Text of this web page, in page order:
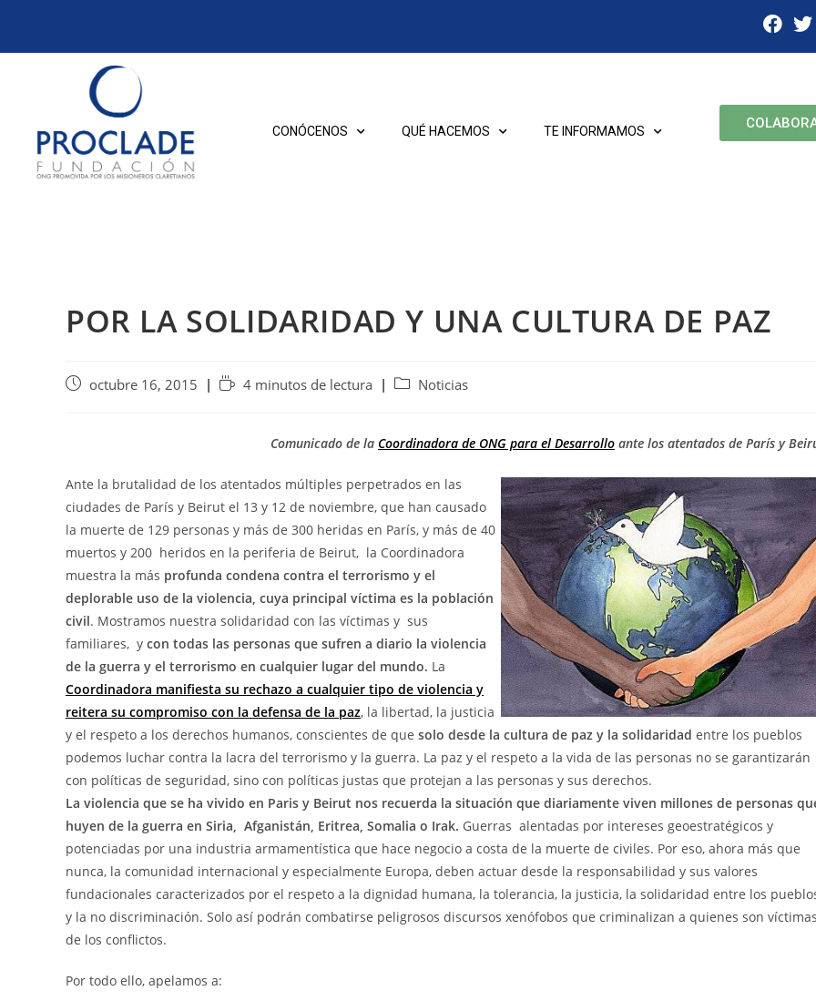
CONÓCENOS QUÉ HACEMOS TE INFORMAMOS
POR LA SOLIDARIDAD Y UNA CULTURA DE PAZ
octubre 16, 2015 4 minutos de lectura Noticias
Comunicado de la Coordinadora de ONG para el Desarrollo ante los atentados de París y
Ante la brutalidad de los atentados múltiples perpetrados en las
ciudades de París y Beirut el 13 y 12 de noviembre, que han causado
la muerte de 129 personas y más de 300 heridas en París, y más de 40
muertos y 200 heridos en la periferia de Beirut, la Coordinadora
muestra la más profunda condena contra el terrorismo y el
deplorable uso de la violencia, cuya principal víctima es la población
civil. Mostramos nuestra solidaridad con las víctimas y sus
familiares, y con todas las personas que sufren a diario la violencia
de la guerra y el terrorismo en cualquier lugar del mundo. La
Coordinadora manifiesta su rechazo a cualquier tipo de violencia y
reitera su compromiso con la defensa de la paz, la libertad, la justicia
y el respeto a los derechos humanos, conscientes de que solo desde la cultura de paz y la solidaridad entre los pueblos
podemos luchar contra la lacra del terrorismo y la guerra. La paz y el respeto a la vida de las personas no se garantizarán
con políticas de seguridad, sino con políticas justas que protejan a las personas y sus derechos.
La violencia que se ha vivido en Paris y Beirut nos recuerda la situación que diariamente viven millones de personas
huyen de la guerra en Siria, Afganistán, Eritrea, Somalia o Irak. Guerras alentadas por intereses geoestratégicos y
potenciadas por una industria armamentística que hace negocio a costa de la muerte de civiles. Por eso, ahora más que
nunca, la comunidad internacional y especialmente Europa, deben actuar desde la responsabilidad y sus valores
fundacionales caracterizados por el respeto a la dignidad humana, la tolerancia, la justicia, la solidaridad entre los
y la no discriminación. Solo así podrán combatirse peligrosos discursos xenófobos que criminalizan a quienes son
de los conflictos.
Por todo ello, apelamos a: